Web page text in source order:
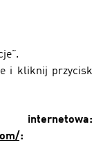
i kliknij przycisk
: